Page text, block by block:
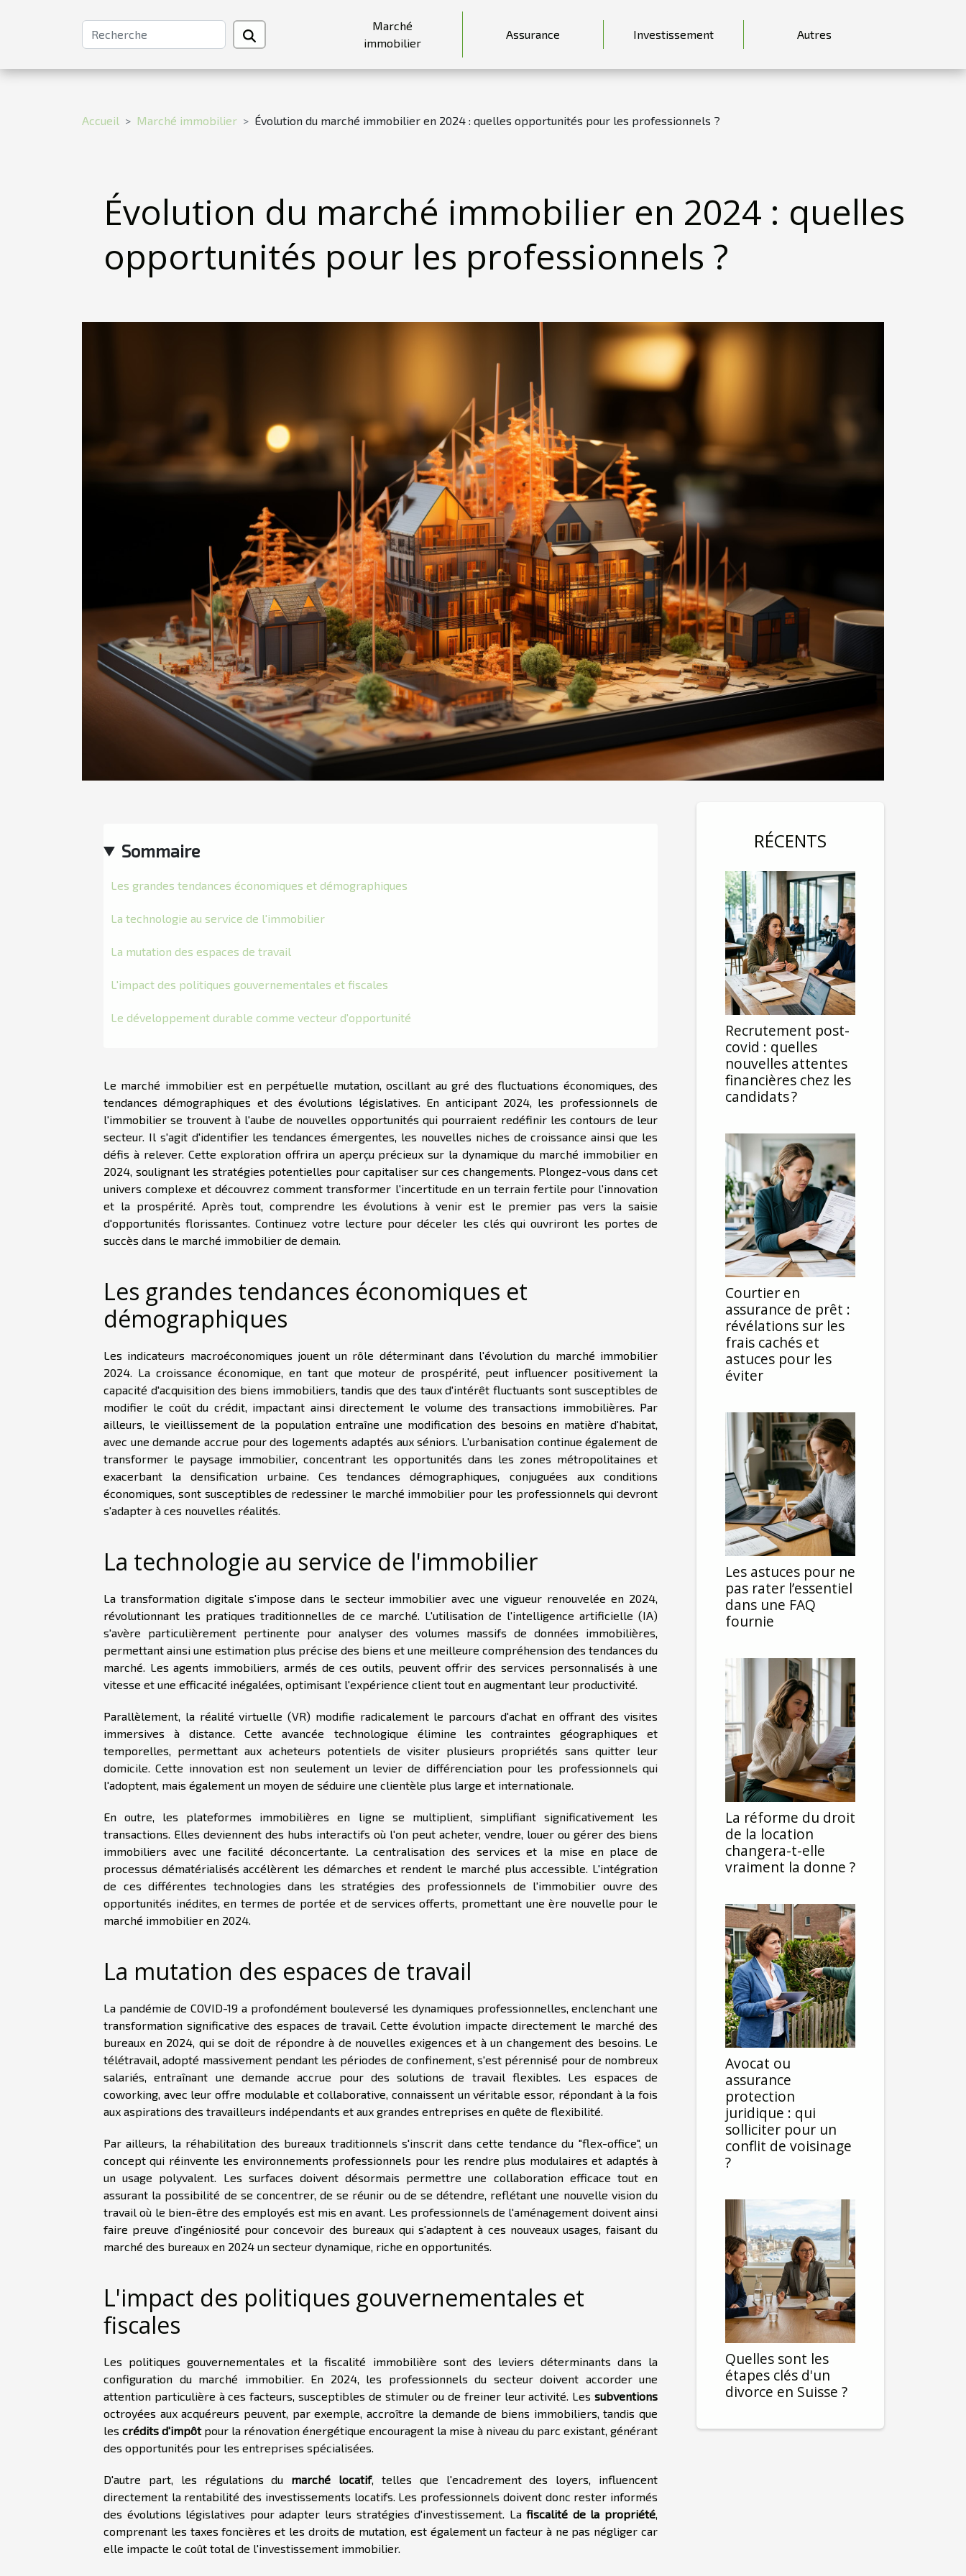
Marché
immobilier
Assurance Investissement Autres
Accueil Marché immobilier Évolution du marché immobilier en 2024 : quelles opportunités pour les professionnels ?
Évolution du marché immobilier en 2024 : quelles
opportunités pour les professionnels ?
Sommaire
Les grandes tendances économiques et démographiques
La technologie au service de l'immobilier
La mutation des espaces de travail
L'impact des politiques gouvernementales et fiscales
Le développement durable comme vecteur d'opportunité
Le marché immobilier est en perpétuelle mutation, oscillant au gré des fluctuations économiques, des
tendances démographiques et des évolutions législatives. En anticipant 2024, les professionnels de
l'immobilier se trouvent à l'aube de nouvelles opportunités qui pourraient redéfinir les contours de leur
secteur. Il s'agit d'identifier les tendances émergentes, les nouvelles niches de croissance ainsi que les
défis à relever. Cette exploration offrira un aperçu précieux sur la dynamique du marché immobilier en
2024, soulignant les stratégies potentielles pour capitaliser sur ces changements. Plongez-vous dans cet
univers complexe et découvrez comment transformer l'incertitude en un terrain fertile pour l'innovation
et la prospérité. Après tout, comprendre les évolutions à venir est le premier pas vers la saisie
d'opportunités florissantes. Continuez votre lecture pour déceler les clés qui ouvriront les portes de
succès dans le marché immobilier de demain.
Les grandes tendances économiques et
démographiques
Les indicateurs macroéconomiques jouent un rôle déterminant dans l'évolution du marché immobilier
2024. La croissance économique, en tant que moteur de prospérité, peut influencer positivement la
capacité d'acquisition des biens immobiliers, tandis que des taux d'intérêt fluctuants sont susceptibles de
modifier le coût du crédit, impactant ainsi directement le volume des transactions immobilières. Par
ailleurs, le vieillissement de la population entraîne une modification des besoins en matière d'habitat,
avec une demande accrue pour des logements adaptés aux séniors. L'urbanisation continue également de
transformer le paysage immobilier, concentrant les opportunités dans les zones métropolitaines et
exacerbant la densification urbaine. Ces tendances démographiques, conjuguées aux conditions
économiques, sont susceptibles de redessiner le marché immobilier pour les professionnels qui devront
s'adapter à ces nouvelles réalités.
La technologie au service de l'immobilier
La transformation digitale s'impose dans le secteur immobilier avec une vigueur renouvelée en 2024,
révolutionnant les pratiques traditionnelles de ce marché. L'utilisation de l'intelligence artificielle (IA)
s'avère particulièrement pertinente pour analyser des volumes massifs de données immobilières,
permettant ainsi une estimation plus précise des biens et une meilleure compréhension des tendances du
marché. Les agents immobiliers, armés de ces outils, peuvent offrir des services personnalisés à une
vitesse et une efficacité inégalées, optimisant l'expérience client tout en augmentant leur productivité.
Parallèlement, la réalité virtuelle (VR) modifie radicalement le parcours d'achat en offrant des visites
immersives à distance. Cette avancée technologique élimine les contraintes géographiques et
temporelles, permettant aux acheteurs potentiels de visiter plusieurs propriétés sans quitter leur
domicile. Cette innovation est non seulement un levier de différenciation pour les professionnels qui
l'adoptent, mais également un moyen de séduire une clientèle plus large et internationale.
En outre, les plateformes immobilières en ligne se multiplient, simplifiant significativement les
transactions. Elles deviennent des hubs interactifs où l'on peut acheter, vendre, louer ou gérer des biens
immobiliers avec une facilité déconcertante. La centralisation des services et la mise en place de
processus dématérialisés accélèrent les démarches et rendent le marché plus accessible. L'intégration
de ces différentes technologies dans les stratégies des professionnels de l'immobilier ouvre des
opportunités inédites, en termes de portée et de services offerts, promettant une ère nouvelle pour le
marché immobilier en 2024.
La mutation des espaces de travail
La pandémie de COVID-19 a profondément bouleversé les dynamiques professionnelles, enclenchant une
transformation significative des espaces de travail. Cette évolution impacte directement le marché des
bureaux en 2024, qui se doit de répondre à de nouvelles exigences et à un changement des besoins. Le
télétravail, adopté massivement pendant les périodes de confinement, s'est pérennisé pour de nombreux
salariés, entraînant une demande accrue pour des solutions de travail flexibles. Les espaces de
coworking, avec leur offre modulable et collaborative, connaissent un véritable essor, répondant à la fois
aux aspirations des travailleurs indépendants et aux grandes entreprises en quête de flexibilité.
Par ailleurs, la réhabilitation des bureaux traditionnels s'inscrit dans cette tendance du "flex-office", un
concept qui réinvente les environnements professionnels pour les rendre plus modulaires et adaptés à
un usage polyvalent. Les surfaces doivent désormais permettre une collaboration efficace tout en
assurant la possibilité de se concentrer, de se réunir ou de se détendre, reflétant une nouvelle vision du
travail où le bien-être des employés est mis en avant. Les professionnels de l'aménagement doivent ainsi
faire preuve d'ingéniosité pour concevoir des bureaux qui s'adaptent à ces nouveaux usages, faisant du
marché des bureaux en 2024 un secteur dynamique, riche en opportunités.
L'impact des politiques gouvernementales et
fiscales
Les politiques gouvernementales et la fiscalité immobilière sont des leviers déterminants dans la
configuration du marché immobilier. En 2024, les professionnels du secteur doivent accorder une
attention particulière à ces facteurs, susceptibles de stimuler ou de freiner leur activité. Les subventions
octroyées aux acquéreurs peuvent, par exemple, accroître la demande de biens immobiliers, tandis que
les crédits d'impôtpour la rénovation énergétique encouragent la mise à niveau du parc existant, générant
des opportunités pour les entreprises spécialisées.
D'autre part, les régulations du marché locatif, telles que l'encadrement des loyers, influencent
directement la rentabilité des investissements locatifs. Les professionnels doivent donc rester informés
des évolutions législatives pour adapter leurs stratégies d'investissement. Lafiscalité de la propriété
comprenant les taxes foncières et les droits de mutation, est également un facteur à ne pas négliger car
elle impacte le coût total de l'investissement immobilier.
RÉCENTS
Recrutement post-
covid : quelles
nouvelles attentes
financières chez les
candidats ?
Courtier en
assurance de prêt :
révélations sur les
frais cachés et
astuces pour les
éviter
Les astuces pour ne
pas rater l’essentiel
dans une FAQ
fournie
La réforme du droit
de la location
changera-t-elle
vraiment la donne ?
Avocat ou
assurance
protection
juridique : qui
solliciter pour un
conflit de voisinage
?
Quelles sont les
étapes clés d'un
divorce en Suisse ?